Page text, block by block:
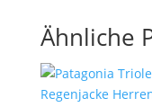
Ähnliche